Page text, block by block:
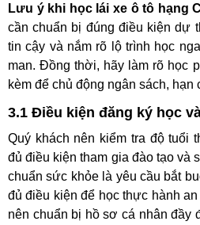
Lưu ý khi học lái xe ô tô hạng
cần chuẩn bị đúng điều kiện dự
tin cậy và nắm rõ lộ trình học
man. Đồng thời, hãy làm rõ học
kèm để chủ động ngân sách, hạn
3.1 Điều kiện đăng ký học
Quý khách nên kiểm tra độ tuổi
đủ điều kiện tham gia đào tạo và
chuẩn sức khỏe là yêu cầu bắt
đủ điều kiện để học thực hành
nên chuẩn bị hồ sơ cá nhân đầy